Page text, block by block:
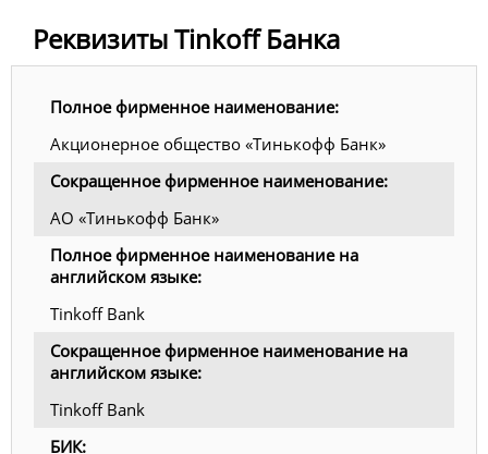
Реквизиты Tinkoff Банка
Полное фирменное наименование:
Акционерное общество «Тинькофф Банк»
Сокращенное фирменное наименование:
АО «Тинькофф Банк»
Полное фирменное наименование на
английском языке:
Tinkoff Bank
Сокращенное фирменное наименование на
английском языке:
Tinkoff Bank
БИК: